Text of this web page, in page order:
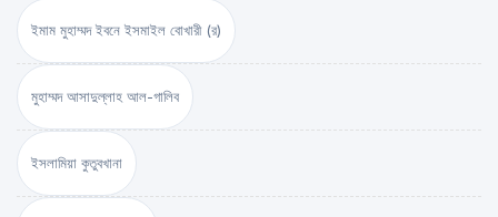
ইমাম মুহাম্মদ ইবনে ইসমাইল বোখারী (র)
মুহাম্মদ আসাদুল্লাহ আল-গালিব
ইসলামিয়া কুতুবখানা